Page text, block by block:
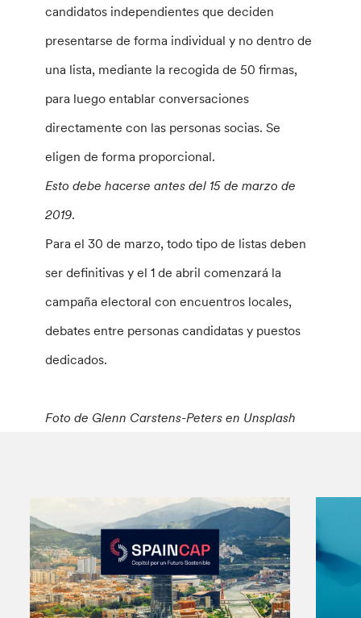
candidatos independientes que deciden
presentarse de forma individual y no dentro de
una lista, mediante la recogida de 50 firmas,
para luego entablar conversaciones
directamente con las personas socias. Se
eligen de forma proporcional.
Esto debe hacerse antes del 15 de marzo de
2019.
Para el 30 de marzo, todo tipo de listas deben
ser definitivas y el 1 de abril comenzará la
campaña electoral con encuentros locales,
debates entre personas candidatas y puestos
dedicados.
Foto de Glenn Carstens-Peters en Unsplash